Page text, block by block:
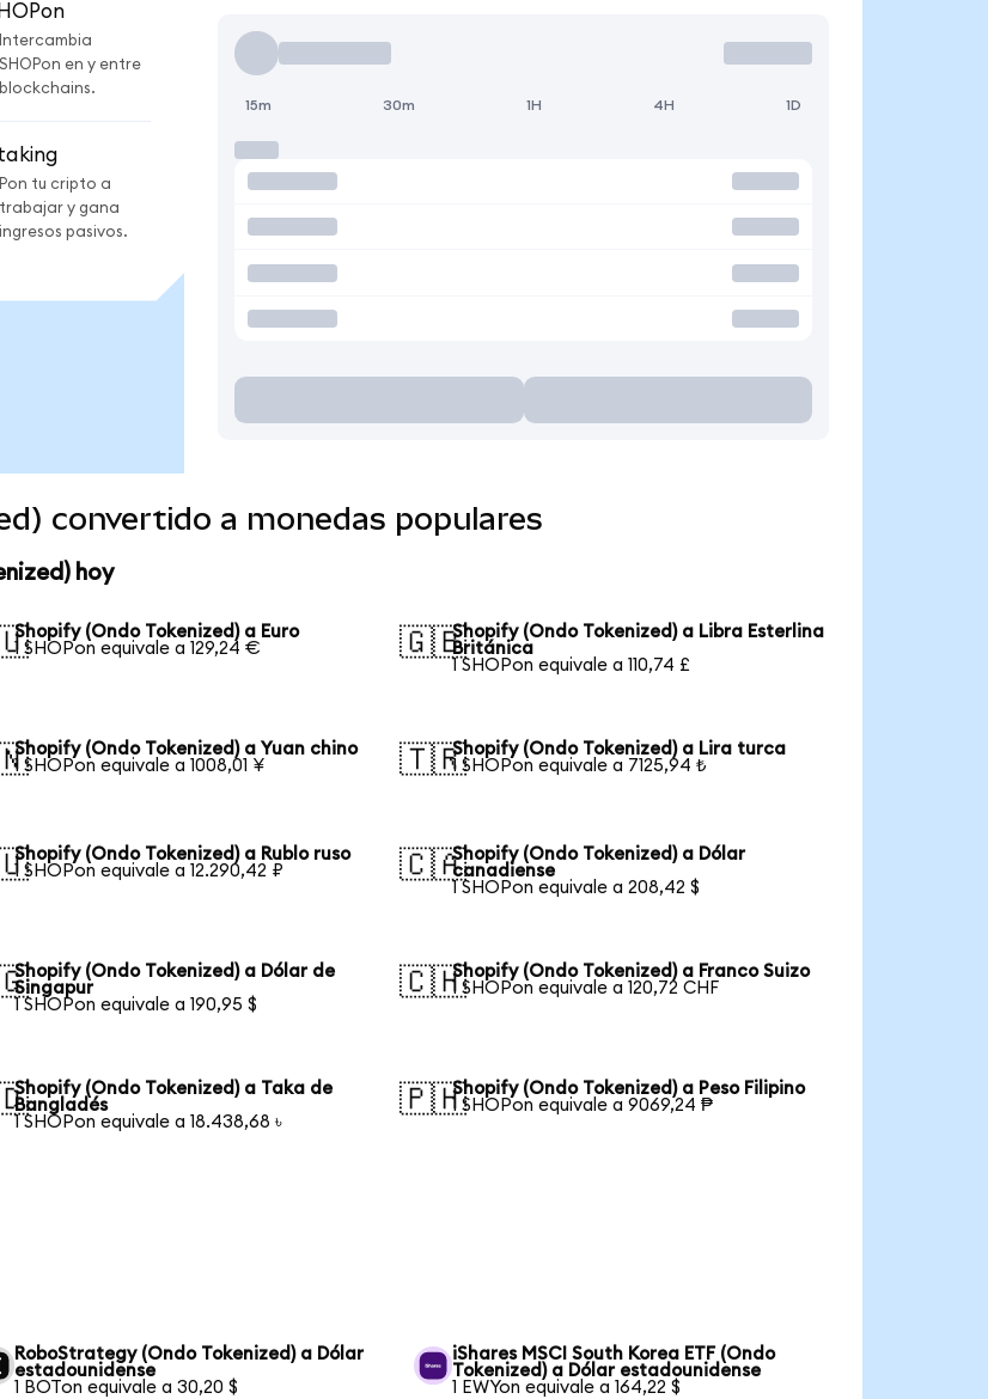
Intercambia
SHOPon en y entre
blockchains.
Pon tu cripto a
trabajar y gana
ingresos pasivos.
15m 30m 1H 4H 1D
convertido a monedas populares
hoy
Shopify (Ondo Tokenized) a Euro
1 SHOPon equivale a 129,24 €
🇬🇧Shopify (Ondo Tokenized) a Libra Esterlina
Británica
1 SHOPon equivale a 110,74 £
Shopify (Ondo Tokenized) a Yuan chino
1 SHOPon equivale a 1008,01 ¥
🇹🇷Shopify (Ondo Tokenized) a Lira turca
1 SHOPon equivale a 7125,94 ₺
Shopify (Ondo Tokenized) a Rublo ruso
1 SHOPon equivale a 12.290,42 ₽
🇨🇦Shopify (Ondo Tokenized) a Dólar
canadiense
1 SHOPon equivale a 208,42 $
Shopify (Ondo Tokenized) a Dólar de
Singapur
1 SHOPon equivale a 190,95 $
🇨🇭Shopify (Ondo Tokenized) a Franco Suizo
1 SHOPon equivale a 120,72 CHF
Shopify (Ondo Tokenized) a Taka de
Bangladés
1 SHOPon equivale a 18.438,68 ৳
🇵🇭Shopify (Ondo Tokenized) a Peso Filipino
1 SHOPon equivale a 9069,24 ₱
RoboStrategy (Ondo Tokenized) a Dólar
estadounidense
1 BOTon equivale a 30,20 $
iShares MSCI South Korea ETF (Ondo
Tokenized) a Dólar estadounidense
1 EWYon equivale a 164,22 $